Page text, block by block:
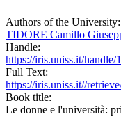
Authors of the University:
TIDORE Camillo
Handle:
https://iris.uniss.it/handle/
Full Text:
https://iris.uniss.it//
Book title:
Le donne e l'università: